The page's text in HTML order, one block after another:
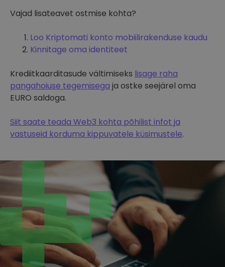
Vajad lisateavet ostmise kohta?
Loo Kriptomati konto mobiilirakenduse kaudu
Kinnitage oma identiteet
Krediitkaarditasude vältimiseks lisage raha
pangahoiuse tegemisega ja ostke seejärel oma
EURO saldoga.
Siit saate teada Web3 kohta põhilist infot ja
vastuseid korduma kippuvatele küsimustele.